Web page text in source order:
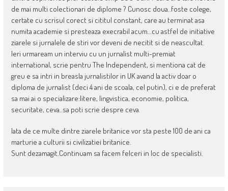
de mai multi colectionari de diplome ? Cunosc doua..foste colege,
certate cu scrisul corect si cititul constant, care au terminat asa
numita academie si presteaza execrabil acum…cu astfel de initiative
ziarele si jurnalele de stiri vor deveni de necitit si de neascultat.
Ieri urmaream un interviu cu un jurnalist multi-premiat
international, scrie pentru The Independent, si mentiona cat de
greu e sa intri in breasla jurnalistilor in UK avand la activ doar o
diploma de jurnalist (deci 4 ani de scoala, cel putin), ci e de preferat
sa mai ai o specializare:litere, lingvistica, economie, politica,
securitate, ceva..sa poti scrie despre ceva.
Iata de ce multe dintre ziarele britanice vor sta peste 100 de ani ca
marturie a culturii si civilizatiei britanice.
Sunt dezamagit.Continuam sa facem felceri in loc de specialisti.